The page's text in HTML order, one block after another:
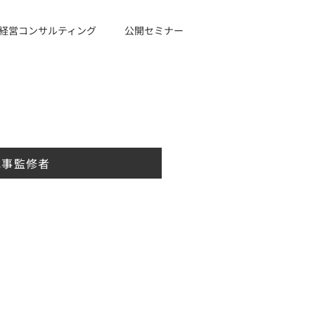
営コンサルティング 公開セミナー
監修者